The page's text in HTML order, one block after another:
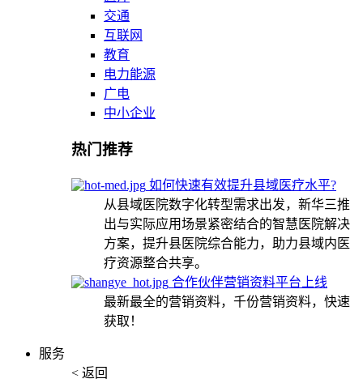
交通
互联网
教育
电力能源
广电
中小企业
热门推荐
如何快速有效提升县域医疗水平?
从县域医院数字化转型需求出发，新华三推
出与实际应用场景紧密结合的智慧医院解决
方案，提升县医院综合能力，助力县域内医
疗资源整合共享。
合作伙伴营销资料平台上线
最新最全的营销资料，千份营销资料，快速
获取！
服务
< 返回